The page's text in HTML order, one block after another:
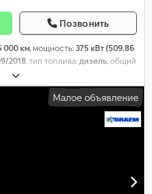
Позвонить
000 км, мощность: 375 кВт (509,86
2018, тип топлива:дизель, общий
осей:
, класс выбросов:Евро 6, Год
ABS, кондиционер, отопитель
стабилизации (ESP),
Малое объявление